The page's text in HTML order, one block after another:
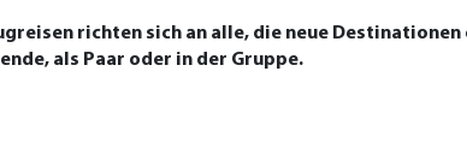
richten sich an alle, die neue
als Paar oder in der Gruppe.